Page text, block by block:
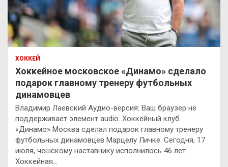
ХОККЕЙ
Хоккейное московское «Динамо» сделало
подарок главному тренеру футбольных
динамовцев
Владимир Лаевский Аудио-версия: Ваш браузер не
поддерживает элемент audio. Хоккейный клуб
«Динамо» Москва сделал подарок главному тренеру
футбольных динамовцев Марцелу Личке. Сегодня, 17
июля, чешскому наставнику исполнилось 46 лет.
Хоккейная…